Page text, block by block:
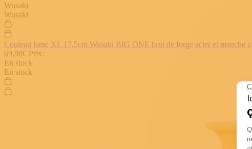
Wusaki
Wusaki
Couteau lame XL 17,5cm Wusaki BIG ONE brut de forge acier et manche
69,90€ Prix:
En stock
En stock